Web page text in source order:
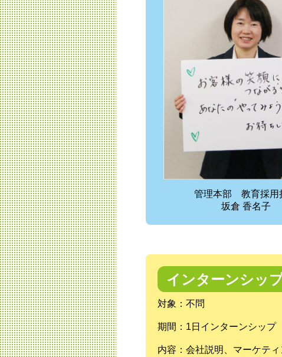
管理本部 教育採用
坂倉 香名子
インターンシッ
対象：不問
期間：1日インターンシップ
内容：会社説明、マーケテ